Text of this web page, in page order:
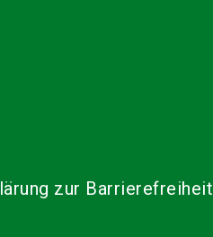
zur Barrierefreiheit